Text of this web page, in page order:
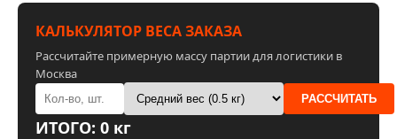
КАЛЬКУЛЯТОР ВЕСА ЗАКАЗА
Рассчитайте примерную массу партии для логистики в
Москва
РАССЧИТАТЬ
ИТОГО: 0 кг